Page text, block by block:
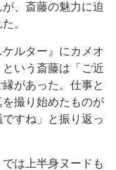
、斎藤の魅力に迫
。
ルター』にカメオ
いう斎藤は「ご近
があった。仕事と
撮り始めたものが
すね」と振り返っ
は上半身ヌードも